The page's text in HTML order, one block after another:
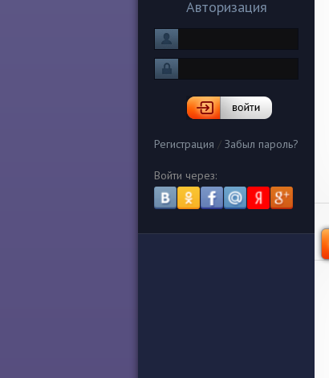
Авторизация
Регистрация / Забыл пароль?
Войти через: